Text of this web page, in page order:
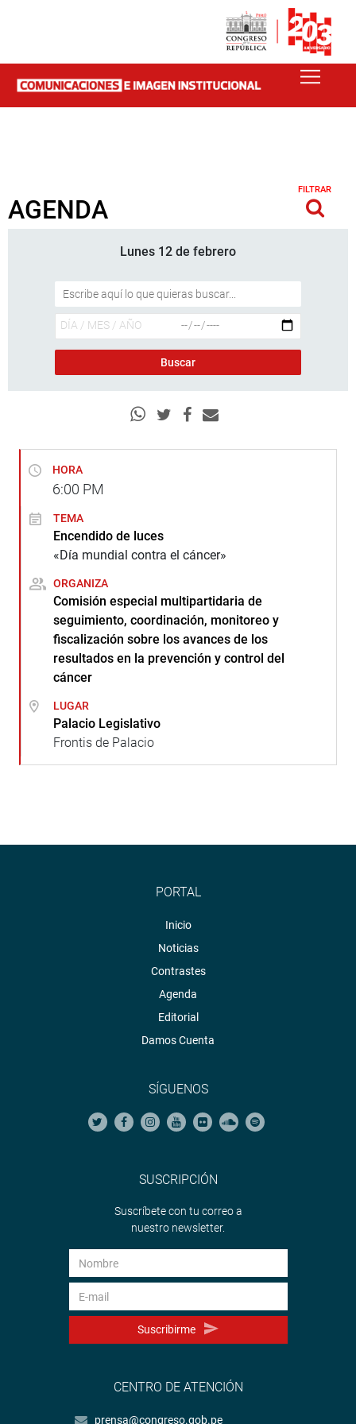
AGENDA
FILTRAR
Lunes 12 de febrero
HORA
6:00 PM
TEMA
Encendido de luces
«Día mundial contra el cáncer»
ORGANIZA
Comisión especial multipartidaria de
seguimiento, coordinación, monitoreo y
fiscalización sobre los avances de los
resultados en la prevención y control del
cáncer
LUGAR
Palacio Legislativo
Frontis de Palacio
PORTAL
Inicio
Noticias
Contrastes
Agenda
Editorial
Damos Cuenta
SÍGUENOS
SUSCRIPCIÓN
Suscríbete con tu correo a
nuestro newsletter.
Suscribirme
CENTRO DE ATENCIÓN
prensa@congreso.gob.pe